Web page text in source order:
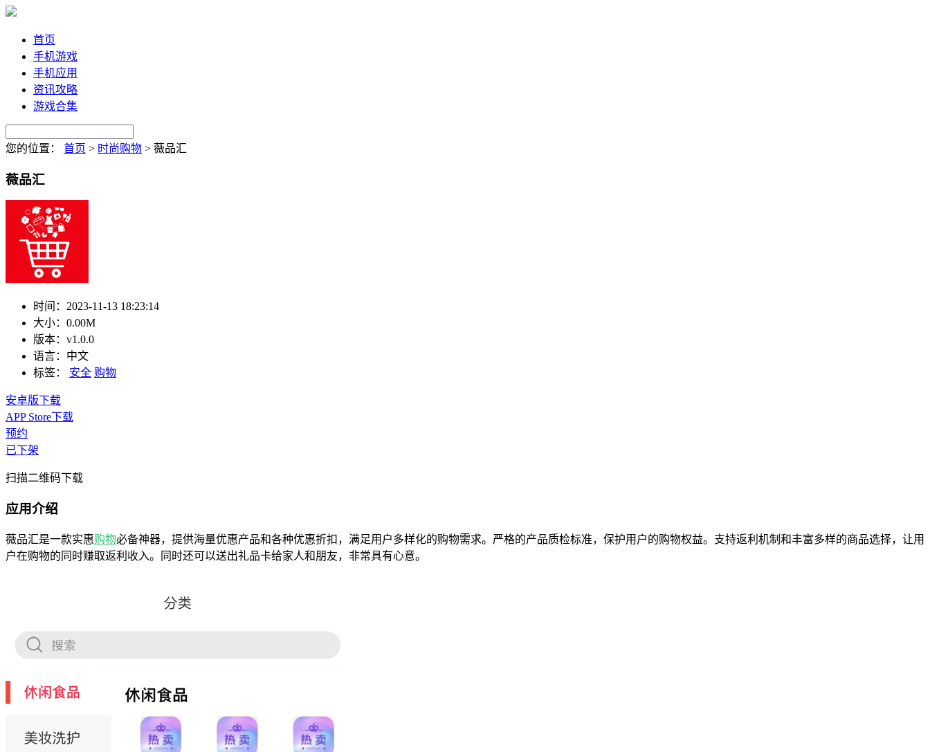
首页
手机游戏
手机应用
资讯攻略
游戏合集
您的位置： 首页 > 时尚购物 > 薇品汇
薇品汇
时间： 2023-11-13 18:23:14
大小： 0.00M
版本： v1.0.0
语言： 中文
标签：
安全 购物
安卓版下载
APP Store下载
预约
已下架
扫描二维码下载
应用介绍
薇品汇是一款实惠购物必备神器，提供海量优惠产品和各种优惠折扣，满足用户多样化的购物需求。严格的产品质检标准，保护用户的购物权益。支持返利机制和丰富多样的商品选择，让用
户在购物的同时赚取返利收入。同时还可以送出礼品卡给家人和朋友，非常具有心意。